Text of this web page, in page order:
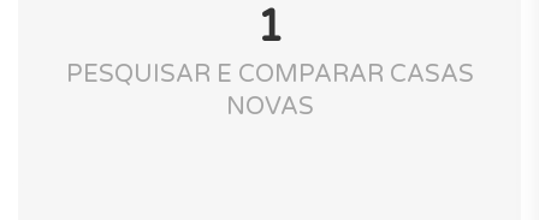
1
PESQUISAR E COMPARAR CASAS
NOVAS